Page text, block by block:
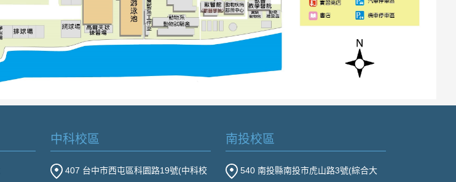
中科校區
407 台中市西屯區科園路19號(中科校
南投校區
540 南投縣南投市虎山路3號(綜合大